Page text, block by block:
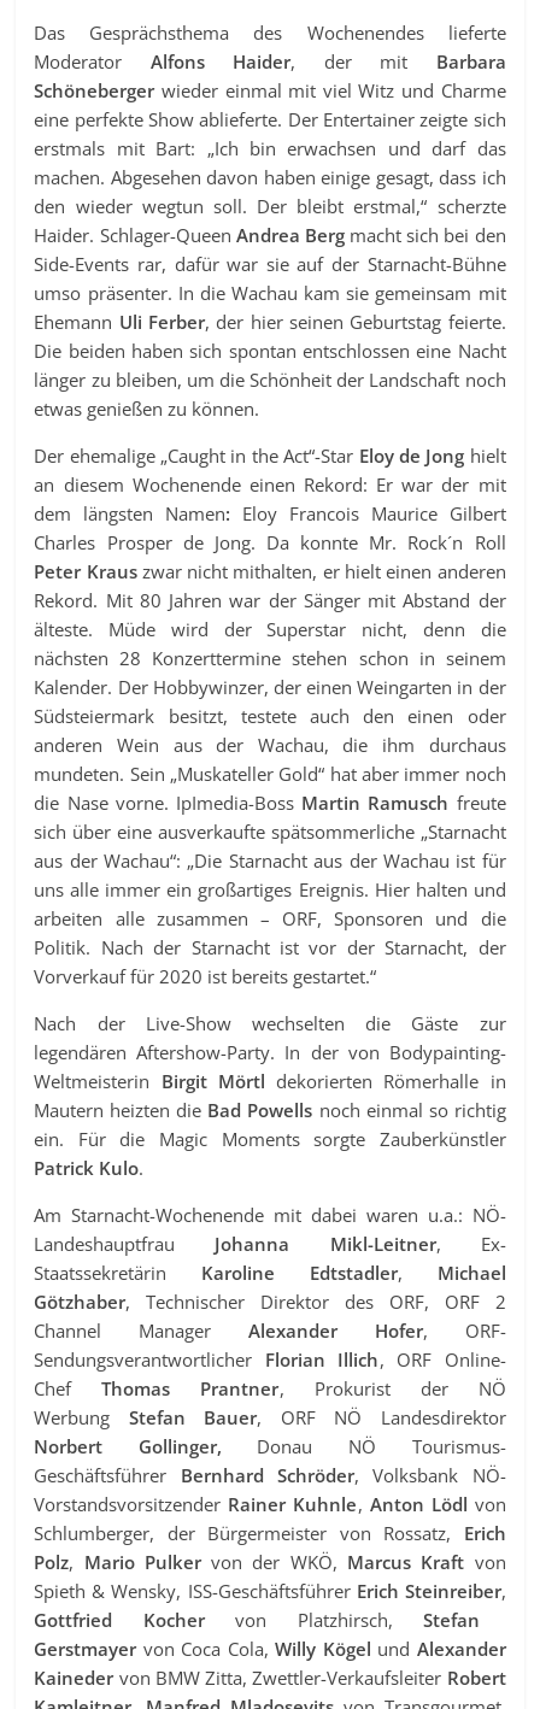
Das Gesprächsthema des Wochenendes lieferte
Moderator Alfons Haider, der mit Barbara
Schönebergerwieder einmal mit viel Witz und Charme
eine perfekte Show ablieferte. Der Entertainer zeigte sich
erstmals mit Bart: „Ich bin erwachsen und darf das
machen. Abgesehen davon haben einige gesagt, dass ich
den wieder wegtun soll. Der bleibt erstmal,“ scherzte
Haider. Schlager-Queen Andrea Bergmacht sich bei den
Side-Events rar, dafür war sie auf der Starnacht-Bühne
umso präsenter. In die Wachau kam sie gemeinsam mit
Ehemann Uli Ferber, der hier seinen Geburtstag feierte.
Die beiden haben sich spontan entschlossen eine Nacht
länger zu bleiben, um die Schönheit der Landschaft noch
etwas genießen zu können.
Der ehemalige „Caught in the Act“-Star Eloy de Jong hielt
an diesem Wochenende einen Rekord: Er war der mit
dem längsten Namen: Eloy Francois Maurice Gilbert
Charles Prosper de Jong. Da konnte Mr. Rock´n Roll
Peter Kraus zwar nicht mithalten, er hielt einen anderen
Rekord. Mit 80 Jahren war der Sänger mit Abstand der
älteste. Müde wird der Superstar nicht, denn die
nächsten 28 Konzerttermine stehen schon in seinem
Kalender. Der Hobbywinzer, der einen Weingarten in der
Südsteiermark besitzt, testete auch den einen oder
anderen Wein aus der Wachau, die ihm durchaus
mundeten. Sein „Muskateller Gold“ hat aber immer noch
die Nase vorne. IpImedia-Boss Martin Ramusch freute
sich über eine ausverkaufte spätsommerliche „Starnacht
aus der Wachau“: „Die Starnacht aus der Wachau ist für
uns alle immer ein großartiges Ereignis. Hier halten und
arbeiten alle zusammen – ORF, Sponsoren und die
Politik. Nach der Starnacht ist vor der Starnacht, der
Vorverkauf für 2020 ist bereits gestartet.“
Nach der Live-Show wechselten die Gäste zur
legendären Aftershow-Party. In der von Bodypainting-
Weltmeisterin Birgit Mörtl dekorierten Römerhalle in
Mautern heizten die Bad Powells noch einmal so richtig
ein. Für die Magic Moments sorgte Zauberkünstler
Patrick Kulo.
Am Starnacht-Wochenende mit dabei waren u.a.: NÖ-
Landeshauptfrau Johanna Mikl-Leitner, Ex-
Staatssekretärin Karoline Edtstadler, Michael
Götzhaber, Technischer Direktor des ORF, ORF 2
Channel Manager Alexander Hofer, ORF-
Sendungsverantwortlicher Florian Illich, ORF Online-
ChefThomas Prantner, Prokurist der NÖ
Werbung Stefan Bauer, ORF NÖ Landesdirektor
Norbert Gollinger, Donau NÖ Tourismus-
Geschäftsführer Bernhard Schröder, Volksbank NÖ-
Vorstandsvorsitzender Rainer Kuhnle, Anton Lödl von
Schlumberger, der Bürgermeister von Rossatz, Erich
Polz, Mario Pulkervon der WKÖ, Marcus Kraft von
Spieth & Wensky, ISS-Geschäftsführer Erich Steinreiber,
Gottfried Kochervon Platzhirsch,Stefan
Gerstmayer von Coca Cola,Willy Kögel und Alexander
Kaineder von BMW Zitta, Zwettler-Verkaufsleiter Robert